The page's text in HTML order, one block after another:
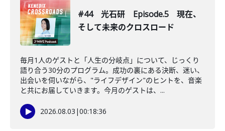
#44 光石研 Episode.5 現在、
そして未来のクロスロード
毎月1人のゲストと「人生の分岐点」について、じっくり
語り合う30分のプログラム。成功の裏にある決断、迷い、
出会いを伺いながら、"ライフデザイン"のヒントを、音楽
と共にお届していきます。今月のゲストは、...
2026.08.03 |00:18:36